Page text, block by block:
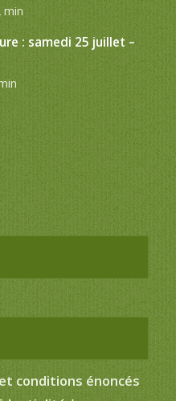
min
: samedi 25 juillet –
conditions énoncés